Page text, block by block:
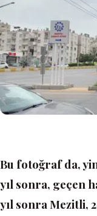
Bu fotoğraf da,
yıl sonra, geçen
yıl sonra Mezitli,